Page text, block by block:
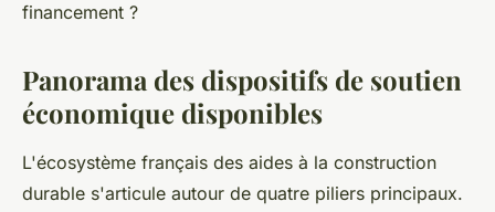
financement ?
Panorama des dispositifs de soutien
économique disponibles
L'écosystème français des aides à la construction
durable s'articule autour de quatre piliers principaux.